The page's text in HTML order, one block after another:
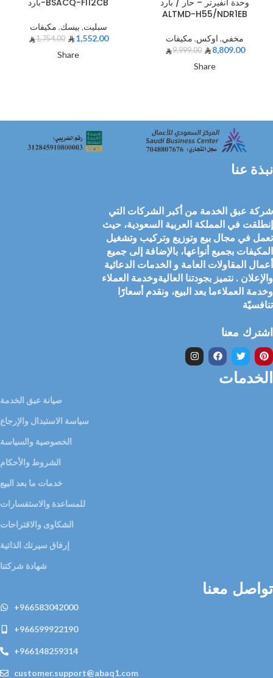
بارد-BSACQ-FI12CB
سبليت, بيسك, مكيفات
1,754.00
1,552.00
Share
وحدة انفيرتر – حار / بارد
ALTMD-H55/NDR1EB
مخفي, اوكس, مكيفات
9,999.00
8,809.00
Share
نبذة عنا
شركة عبق الخدمة من أكبر الشركات التي
إنطلقت في المملكة العربية السعودية، حيث
تعمل في مجال بيع وتوزيع وتركيب وتشغيل
المكيفات بجميع أنواعها، بالإضافة إلى جميع
أعمال المقاولات العامة و الخدمات الدعائية
والإعلان . نتميز بجودتنا العاليةوخدمة العملاء
وخدمة العملاءما بعد البيع، ونقدم أسعارًا
تنافسيّة
اشترك معنا
الخدمات
صيانة عبق الخدمة
سياسة الاستبدال والإرجاع
الخصوصية والسياسة
الشروط والأحكام
خدمات ما بعد البيع
للمساعدة والاستفسارات
الشكاوى والاقتراحات
إرفاق سيرتك الذاتية
شهادة شركتنا
تواصل معنا
+966583042000
+966599922190
+966148259314
customer.support@abaq1.com